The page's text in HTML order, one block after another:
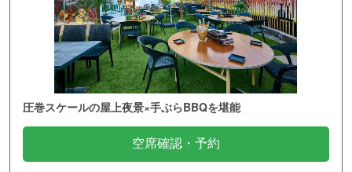
圧巻スケールの屋上夜景×手ぶらBBQを堪能
空席確認・予約